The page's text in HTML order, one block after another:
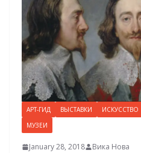
АРТ-ГИД ВЫСТАВКИ ИСКУССТВО
МУЗЕИ
January 28, 2018 Вика Нова